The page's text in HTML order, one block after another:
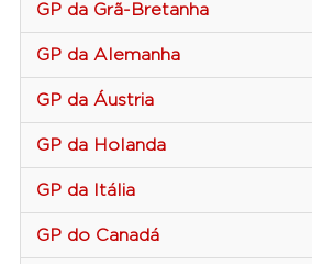
GP da Grã-Bretanha
GP da Alemanha
GP da Áustria
GP da Holanda
GP da Itália
GP do Canadá